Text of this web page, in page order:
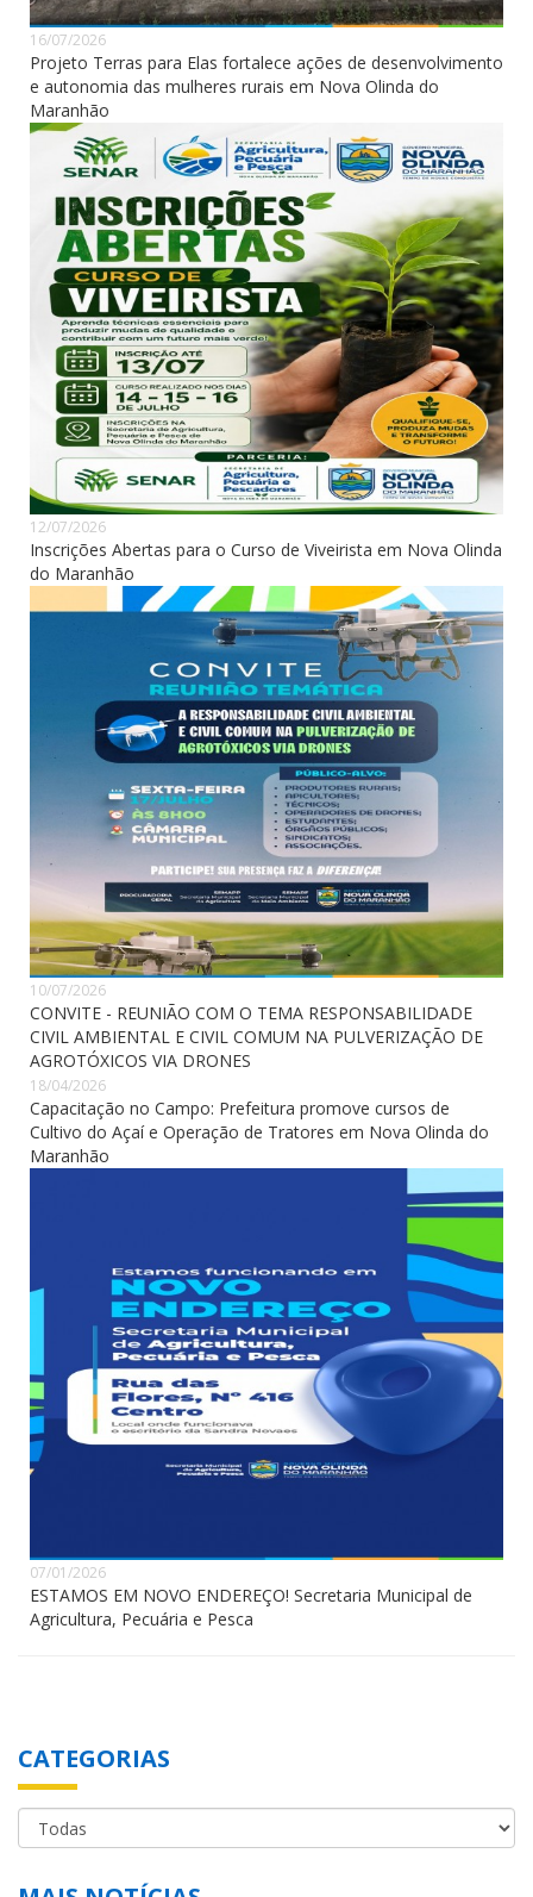
16/07/2026
Projeto Terras para Elas fortalece ações de desenvolvimento
e autonomia das mulheres rurais em Nova Olinda do
Maranhão
12/07/2026
Inscrições Abertas para o Curso de Viveirista em Nova Olinda
do Maranhão
10/07/2026
CONVITE - REUNIÃO COM O TEMA RESPONSABILIDADE
CIVIL AMBIENTAL E CIVIL COMUM NA PULVERIZAÇÃO DE
AGROTÓXICOS VIA DRONES
18/04/2026
Capacitação no Campo: Prefeitura promove cursos de
Cultivo do Açaí e Operação de Tratores em Nova Olinda do
Maranhão
07/01/2026
ESTAMOS EM NOVO ENDEREÇO! Secretaria Municipal de
Agricultura, Pecuária e Pesca
CATEGORIAS